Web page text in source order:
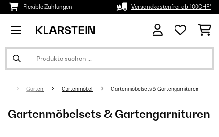
Flexible Zahlungen Versandkostenfrei ab 100CHF*
Garten Gartenmöbel Gartenmöbelsets & Gartengarnituren
Gartenmöbelsets & Gartengarnituren